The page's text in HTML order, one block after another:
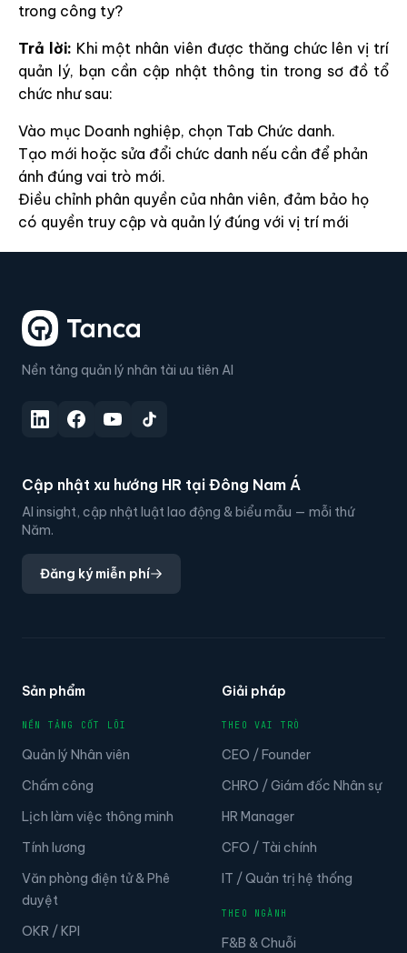
trong công ty?
Trả lời: Khi một nhân viên được thăng chức lên vị trí
quản lý, bạn cần cập nhật thông tin trong sơ đồ tổ
chức như sau:
Vào mục Doanh nghiệp, chọn Tab Chức danh.
Tạo mới hoặc sửa đổi chức danh nếu cần để phản
ánh đúng vai trò mới.
Điều chỉnh phân quyền của nhân viên, đảm bảo họ
có quyền truy cập và quản lý đúng với vị trí mới
Nền tảng quản lý nhân tài ưu tiên AI
Cập nhật xu hướng HR tại Đông Nam Á
AI insight, cập nhật luật lao động & biểu mẫu — mỗi thứ
Năm.
Đăng ký miễn phí
Sản phẩm
NỀN TẢNG CỐT LÕI
Quản lý Nhân viên
Chấm công
Lịch làm việc thông minh
Tính lương
Văn phòng điện tử & Phê
duyệt
OKR / KPI
Giải pháp
THEO VAI TRÒ
CEO / Founder
CHRO / Giám đốc Nhân sự
HR Manager
CFO / Tài chính
IT / Quản trị hệ thống
THEO NGÀNH
F&B & Chuỗi